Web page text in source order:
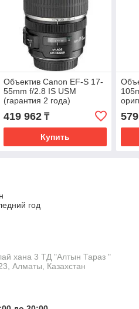
Объектив Canon EF-S 17-
55mm f/2.8 IS USM
(гарантия 2 года)
419 962₸
Купить
год
хана 3 ТД "Алтын Тараз "
Алматы, Казахстан